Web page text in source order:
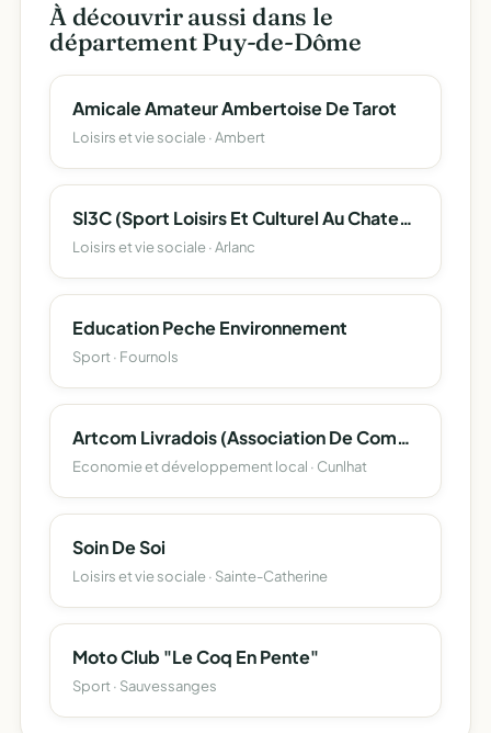
À découvrir aussi dans le
département Puy-de-Dôme
Amicale Amateur Ambertoise De Tarot
Loisirs et vie sociale · Ambert
Sl3C (Sport Loisirs Et Culturel Au Chateau De Coisse)
Loisirs et vie sociale · Arlanc
Education Peche Environnement
Sport · Fournols
Artcom Livradois (Association De Commercants Et Artisans Du Pays De Cunlhat Et Du Haut-Livradois)
Economie et développement local · Cunlhat
Soin De Soi
Loisirs et vie sociale · Sainte-Catherine
Moto Club "Le Coq En Pente"
Sport · Sauvessanges